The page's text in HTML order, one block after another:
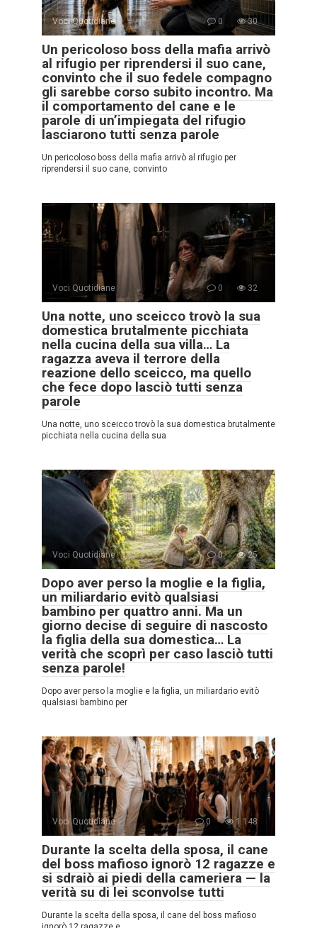
Voci Quotidiane 0 30
Un pericoloso boss della mafia arrivò
al rifugio per riprendersi il suo cane,
convinto che il suo fedele compagno
gli sarebbe corso subito incontro. Ma
il comportamento del cane e le
parole di un’impiegata del rifugio
lasciarono tutti senza parole
Un pericoloso boss della mafia arrivò al rifugio per
riprendersi il suo cane, convinto
Voci Quotidiane 0 32
Una notte, uno sceicco trovò la sua
domestica brutalmente picchiata
nella cucina della sua villa… La
ragazza aveva il terrore della
reazione dello sceicco, ma quello
che fece dopo lasciò tutti senza
parole
Una notte, uno sceicco trovò la sua domestica brutalmente
picchiata nella cucina della sua
Voci Quotidiane 0 25
Dopo aver perso la moglie e la figlia,
un miliardario evitò qualsiasi
bambino per quattro anni. Ma un
giorno decise di seguire di nascosto
la figlia della sua domestica… La
verità che scoprì per caso lasciò tutti
senza parole!
Dopo aver perso la moglie e la figlia, un miliardario evitò
qualsiasi bambino per
Voci Quotidiane 0 1.148
Durante la scelta della sposa, il cane
del boss mafioso ignorò 12 ragazze e
si sdraiò ai piedi della cameriera — la
verità su di lei sconvolse tutti
Durante la scelta della sposa, il cane del boss mafioso